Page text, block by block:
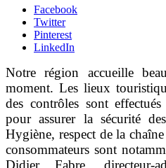
Facebook
Twitter
Pinterest
LinkedIn
Notre région accueille
moment. Les lieux
des contrôles sont
pour assurer la sécurité
Hygiène, respect de la
consommateurs sont
Didier Fabre,